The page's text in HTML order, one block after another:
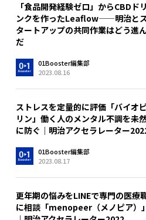
「食品開発経験ゼロ」からCBDドリ
ンクを作ったLeaflow——明治と
タートアップの共同作業はどう進
だ
01Booster編集部
2023.08.16
ストレスを定量的に評価「バイオピ
リン」働く人のメンタル不調を未
に防ぐ｜明治アクセラレーター
01Booster編集部
2023.08.17
更年期の悩みをLINEで専門の医療
に相談「menopeer（メノピア）」